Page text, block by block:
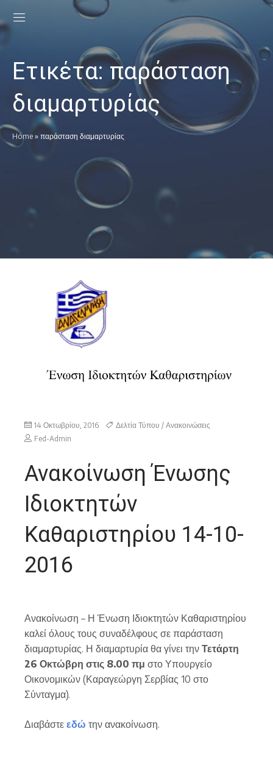
Ετικέτα:παράσταση
διαμαρτυρίας
Home » παράσταση διαμαρτυρίας
14 Οκτωβρίου, 2016
Δελτία Τύπου / Ανακοινώσεις
Fed-Admin
Ανακοίνωση Ένωσης
Ιδιοκτητών
Καθαριστηρίου 14-10-
2016
Ανακοίνωση – Η Ένωση Ιδιοκτητών Καθαριστηρίου
καλεί όλους τους συναδέλφους σε παράσταση
διαμαρτυρίας. Η διαμαρτυρία θα γίνει την Τετάρτη
26 Οκτώβρη στις 8.00 πμ στο Υπουργείο
Οικονομικών (Καραγεώργη Σερβίας 10 στο
Σύνταγμα).
Διαβάστε εδώ την ανακοίνωση.